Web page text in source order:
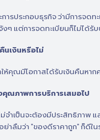
รประกอบธุรกิจ ว่ามีการจดท
ๆ แต่การจดทะเบียนก็ไม่ได้
นเงินหรือไม่
คุณมีโอกาสได้รับเงินคืนหาก
คุณภาพการบริการเสมอไป
จำเป็นจะต้องมีประสิทธิภาพ
าลืมว่า "ของดีราคาถูก" ก็ดีใน